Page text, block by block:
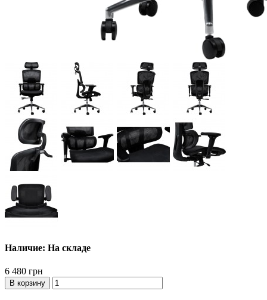
Наличие: На складе
6 480 грн
В корзину